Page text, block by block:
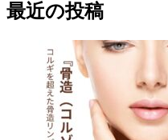
最近の投稿